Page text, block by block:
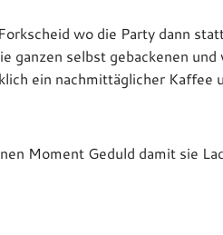
wo die Party dann
ganzen selbst gebackenen und
ein nachmittäglicher Kaffee
Moment Geduld damit sie